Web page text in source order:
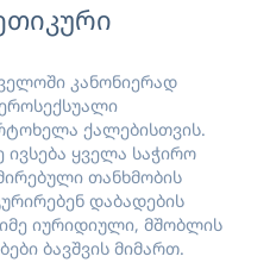
კანონიერად
ქალებისთვის.
ყველა საჭირო
თანხმობის
დაბადების
იურიდიული, მშობლის
ბავშვის მიმართ.